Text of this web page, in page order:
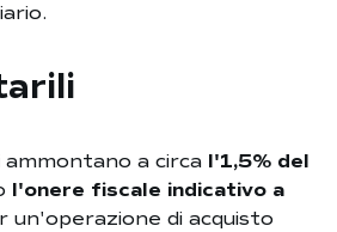
ammontano a circa l'1,5% del
l'onere fiscale indicativo a
un'operazione di acquisto